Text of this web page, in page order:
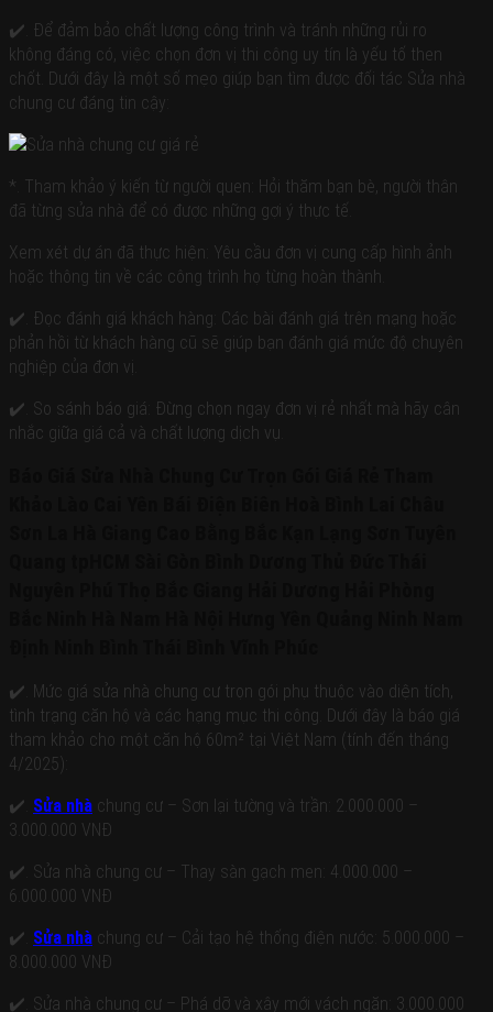
✔️. Để đảm bảo chất lượng công trình và tránh những rủi ro
không đáng có, việc chọn đơn vị thi công uy tín là yếu tố then
chốt. Dưới đây là một số mẹo giúp bạn tìm được đối tác Sửa nhà
chung cư đáng tin cậy:
*. Tham khảo ý kiến từ người quen: Hỏi thăm bạn bè, người thân
đã từng sửa nhà để có được những gợi ý thực tế.
Xem xét dự án đã thực hiện: Yêu cầu đơn vị cung cấp hình ảnh
hoặc thông tin về các công trình họ từng hoàn thành.
✔️. Đọc đánh giá khách hàng: Các bài đánh giá trên mạng hoặc
phản hồi từ khách hàng cũ sẽ giúp bạn đánh giá mức độ chuyên
nghiệp của đơn vị.
✔️. So sánh báo giá: Đừng chọn ngay đơn vị rẻ nhất mà hãy cân
nhắc giữa giá cả và chất lượng dịch vụ.
✔️. Mức giá sửa nhà chung cư trọn gói phụ thuộc vào diện tích,
tình trạng căn hộ và các hạng mục thi công. Dưới đây là báo giá
tham khảo cho một căn hộ 60m² tại Việt Nam (tính đến tháng
4/2025):
✔️. Sửa nhà chung cư – Sơn lại tường và trần: 2.000.000 –
3.000.000 VNĐ
✔️. Sửa nhà chung cư – Thay sàn gạch men: 4.000.000 –
6.000.000 VNĐ
✔️. Sửa nhà chung cư – Cải tạo hệ thống điện nước: 5.000.000 –
8.000.000 VNĐ
✔️. Sửa nhà chung cư – Phá dỡ và xây mới vách ngăn: 3.000.000